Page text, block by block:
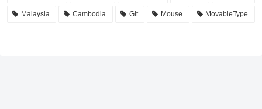
Malaysia Cambodia Git Mouse MovableType